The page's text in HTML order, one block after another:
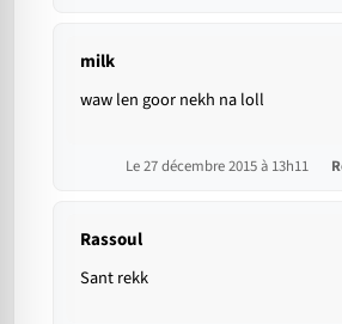
milk
waw len goor nekh na loll
Le 27 décembre 2015 à 13h11
Rassoul
Sant rekk